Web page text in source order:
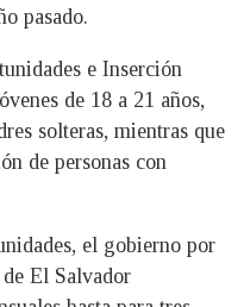
pasado.
e Inserción
de 18 a 21 años,
solteras, mientras que
de personas con
el gobierno por
El Salvador